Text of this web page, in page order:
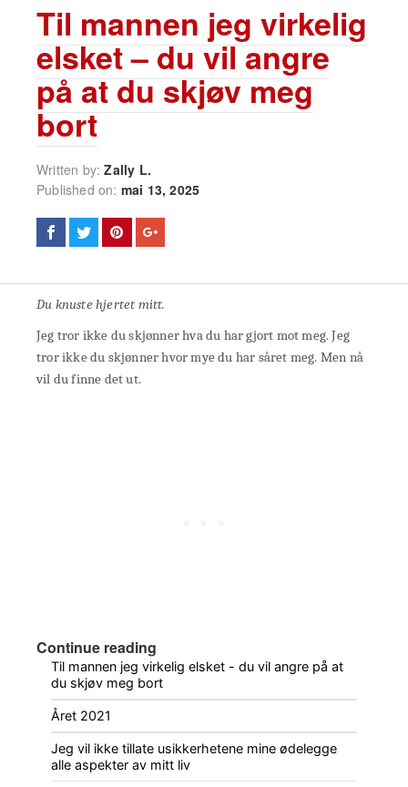
Til mannen jeg virkelig
elsket – du vil angre
på at du skjøv meg
bort
Written by:Zally L.
Published on: mai 13, 2025
Du knuste hjertet mitt.
Jeg tror ikke du skjønner hva du har gjort mot meg. Jeg
tror ikke du skjønner hvor mye du har såret meg. Men nå
vil du finne det ut.
Continue reading
Til mannen jeg virkelig elsket - du vil angre på at
du skjøv meg bort
Året 2021
Jeg vil ikke tillate usikkerhetene mine ødelegge
alle aspekter av mitt liv